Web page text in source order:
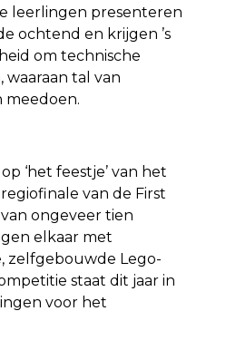
leerlingen presenteren
ochtend en krijgen ’s
om technische
tal van
meedoen.
‘het feestje’ van het
van de First
ongeveer tien
elkaar met
Lego-
staat dit jaar in
voor het